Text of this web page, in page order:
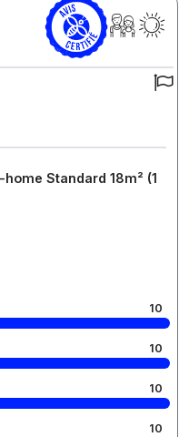
Standard 18m² (1
10
10
10
10